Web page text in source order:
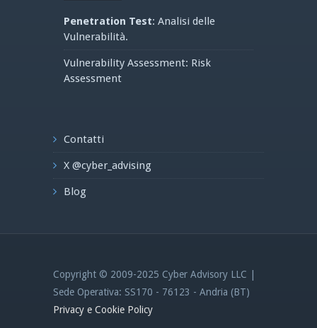
Penetration Test: Analisi delle
Vulnerabilità.
Vulnerability Assessment: Risk
Assessment
Contatti
X @cyber_advising
Blog
Copyright © 2009-2025 Cyber Advisory LLC |
Sede Operativa: SS170 - 76123 - Andria (BT)
Privacy e Cookie Policy